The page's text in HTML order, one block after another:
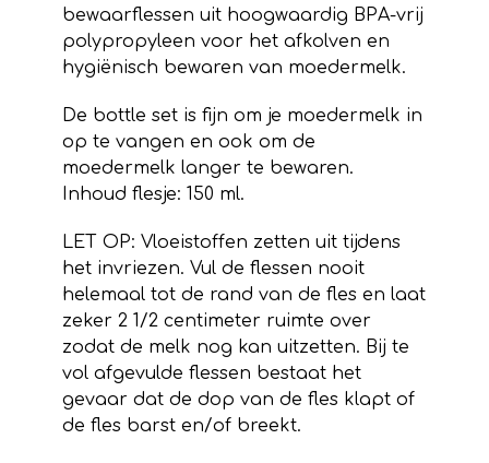
bewaarflessen uit hoogwaardig BPA-vrij
polypropyleen voor het afkolven en
hygiënisch bewaren van moedermelk.
De bottle set is fijn om je moedermelk in
op te vangen en ook om de
moedermelk langer te bewaren.
Inhoud flesje: 150 ml.
LET OP: Vloeistoffen zetten uit tijdens
het invriezen. Vul de flessen nooit
helemaal tot de rand van de fles en laat
zeker 2 1/2 centimeter ruimte over
zodat de melk nog kan uitzetten. Bij te
vol afgevulde flessen bestaat het
gevaar dat de dop van de fles klapt of
de fles barst en/of breekt.